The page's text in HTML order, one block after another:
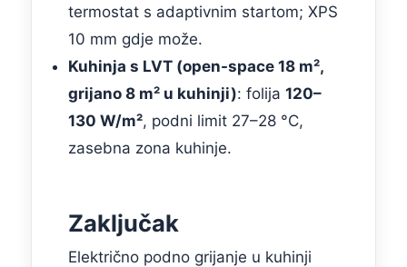
termostat s adaptivnim startom; XPS
10 mm gdje može.
Kuhinja s LVT (open-space 18 m²,
grijano 8 m² u kuhinji): folija 120–
130 W/m², podni limit 27–28 °C,
zasebna zona kuhinje.
Zaključak
Električno podno grijanje u kuhinji